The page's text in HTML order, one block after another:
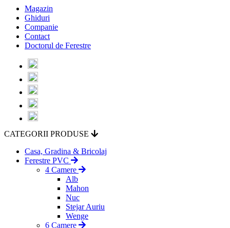
Magazin
Ghiduri
Companie
Contact
Doctorul de Ferestre
CATEGORII PRODUSE
Casa, Gradina & Bricolaj
Ferestre PVC
4 Camere
Alb
Mahon
Nuc
Stejar Auriu
Wenge
6 Camere